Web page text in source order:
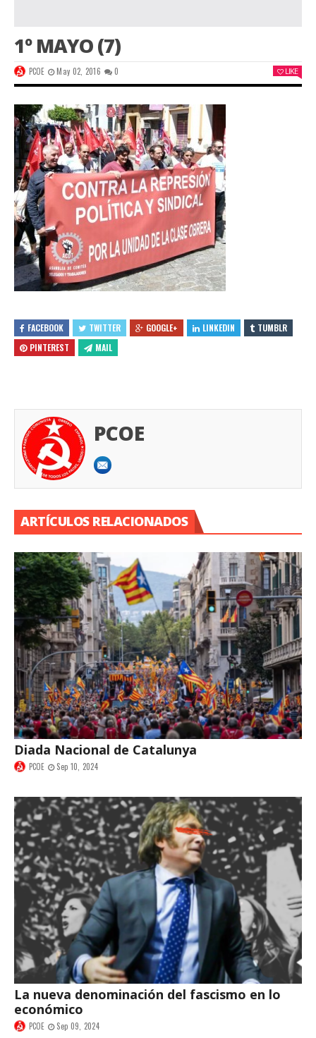
1º MAYO (7)
PCOE May 02, 2016 0 LIKE
FACEBOOK TWITTER GOOGLE+ LINKEDIN
TUMBLR
PINTEREST
MAIL
PCOE
ARTÍCULOS RELACIONADOS
Diada Nacional de Catalunya
PCOE Sep 10, 2024
La nueva denominación del fascismo en lo
económico
PCOE Sep 09, 2024